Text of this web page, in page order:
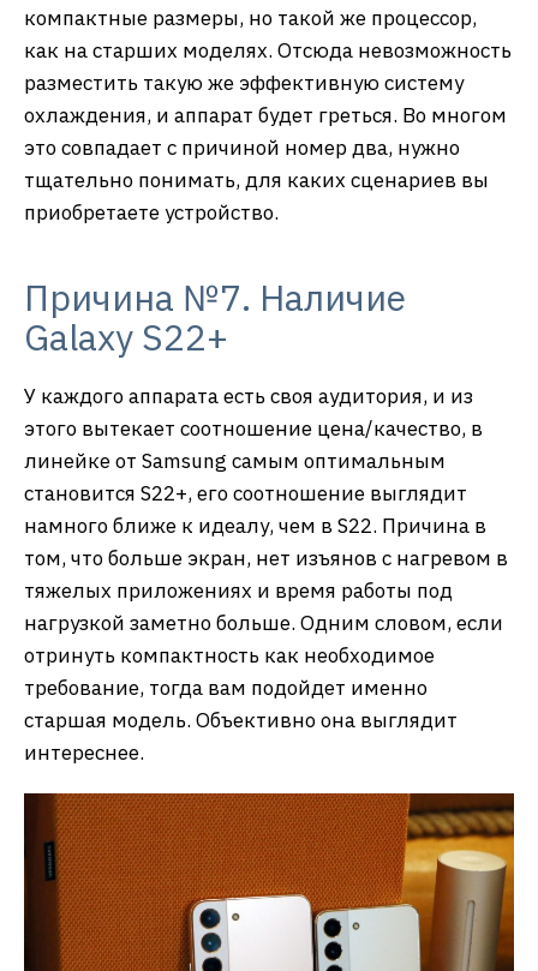
компактные размеры, но такой же процессор,
как на старших моделях. Отсюда невозможность
разместить такую же эффективную систему
охлаждения, и аппарат будет греться. Во многом
это совпадает с причиной номер два, нужно
тщательно понимать, для каких сценариев вы
приобретаете устройство.
Причина №7. Наличие
Galaxy S22+
У каждого аппарата есть своя аудитория, и из
этого вытекает соотношение цена/качество, в
линейке от Samsung самым оптимальным
становится S22+, его соотношение выглядит
намного ближе к идеалу, чем в S22. Причина в
том, что больше экран, нет изъянов с нагревом в
тяжелых приложениях и время работы под
нагрузкой заметно больше. Одним словом, если
отринуть компактность как необходимое
требование, тогда вам подойдет именно
старшая модель. Объективно она выглядит
интереснее.